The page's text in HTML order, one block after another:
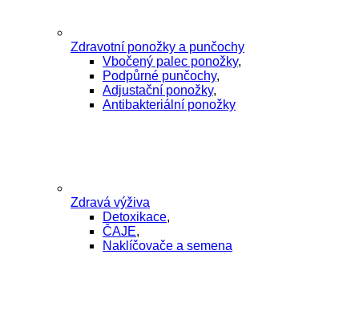
Zdravotní ponožky a punčochy
Vbočený palec ponožky,
Podpůrné punčochy,
Adjustační ponožky,
Antibakteriální ponožky
Zdravá výživa
Detoxikace,
ČAJE,
Naklíčovače a semena